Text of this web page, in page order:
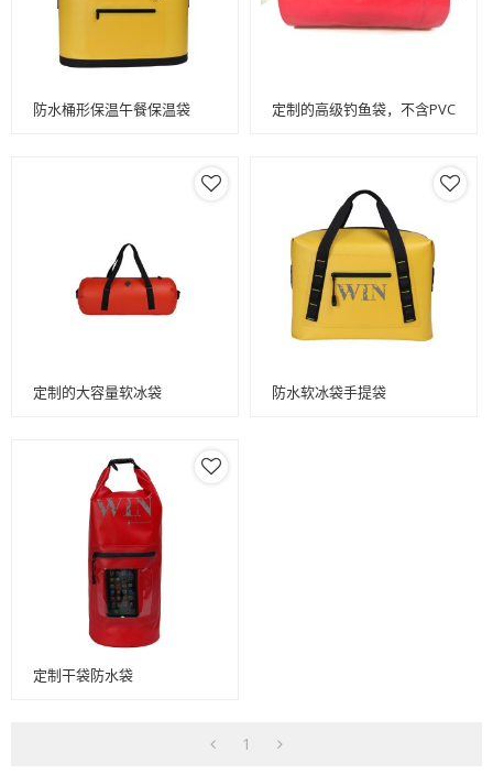
防水桶形保温午餐保温袋 定制的高级钓鱼袋，不含PVC
定制的大容量软冰袋 防水软冰袋手提袋
定制干袋防水袋
1